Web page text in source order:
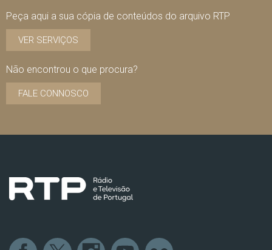
Peça aqui a sua cópia de conteúdos do arquivo RTP
VER SERVIÇOS
Não encontrou o que procura?
FALE CONNOSCO